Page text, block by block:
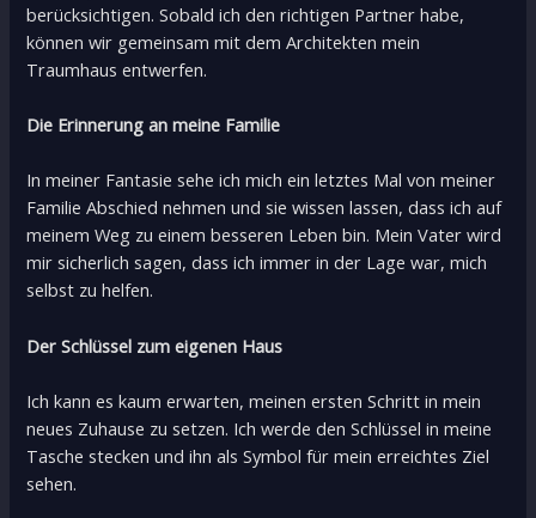
berücksichtigen. Sobald ich den richtigen Partner habe,
können wir gemeinsam mit dem Architekten mein
Traumhaus entwerfen.
Die Erinnerung an meine Familie
In meiner Fantasie sehe ich mich ein letztes Mal von meiner
Familie Abschied nehmen und sie wissen lassen, dass ich auf
meinem Weg zu einem besseren Leben bin. Mein Vater wird
mir sicherlich sagen, dass ich immer in der Lage war, mich
selbst zu helfen.
Der Schlüssel zum eigenen Haus
Ich kann es kaum erwarten, meinen ersten Schritt in mein
neues Zuhause zu setzen. Ich werde den Schlüssel in meine
Tasche stecken und ihn als Symbol für mein erreichtes Ziel
sehen.